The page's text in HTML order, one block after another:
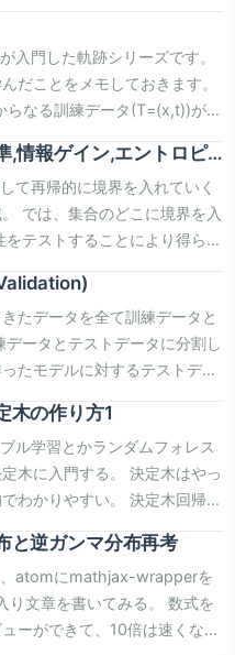
sqrt{frac{1}{n-
get-rse/377869\"
Sites/stats/img/
reason is based
estimator of the
in the regression. In a
with normal error terms
is, under the standard
distributed errors, the
has a chi-squared
degrees of freedom. \"] 決
は(Y)の単位で値が決まる。
とRSEは大きくなる。 RSEだ
だけ当てはまっているか言え
りの良さを(0)から(1)の範囲に
begin{eqnarray} TSS =
end{eqnarray} (R^2)
R^2 &=& frac{TSS-
|
| |
register web routes for
| routes are loaded by
within a group which |
| */
ントロー
存するだけなのでほとんど何
が増えてくるとそれなりに行数
の良さは、タイプヒンテ
ンスタンスを受けられるこ
インスタンスを探す手
use
use
f(hat{beta_0},hat{beta_1}) =
+ (y_2 -
+ cdots + (y_n -
end{eqnarray}
と(hat{beta_1})を求
、(hat{beta_1})それぞれ
て解く。 なんでそれぞれ個別
て良いかは、 RPML読もうと
解したので省略。 参考にした
の3次元の図
で良さそうな予感。
= 0 \\ frac{partial}
f(hat{beta_0},hat{beta_1}) =
下のようになるらしい。
ータポイントの標本平均。 な
&=&
bar{x}) (y_i-bar{y}) }
}\\ hat{beta_0} &=&
end{eqnarray} 母回帰直
は同じになるけれど
を取り直して異なるデータセッ
は微妙に
CodeDeploy を
プロイの仕組みを構築する為
Blue/Greenデプロイとは？現
別にもう1つ稼働環境を作成
等のルーティングを新環境に
す。常にリクエストを受けて
置き換えるよりも安全にデプ
トになります。\"]
現状と動機
ュリティパッチはマメに当て
して、 仕方なくBlue Green的
サーバ1
DB用EC2が1台(非RDS)。 ア
サーバのみ。 Webサーバ内
SNIで動いてる。 x.smallク
イトで、pluginでファイルと
プしている。 localで開
動作確認後、止めずに
実行前に\"メンテナンス
。 deploy、パッチ
ら戻すまで止まる! S3から戻
ういうことなのか、と腑に落
みる。 （式変形は細か
のと、おっさんのチラシの裏
） 2乗損失の期待値
タについて、 2乗損失の期待
ルの当てはまりの良さを調べ
以下のように式変形する。条
てなんだ...。
&=& (y(x)-t)^2 \\ &=&
left( y(x)-
- y(x)right) right)^2 \\
+ 2(y(x)-E(t|x))(E(t|x)-t) +
2乗損失の期待値
は(x)、(t)で積分するとゼロに
E[L(y(x),t)^2] &=& E[ (y(x)-
t) + (E(t|x)-t)^2 ]
待値は期待値の和なので、
= E[ (y(x)-
はなく訓練データですよ、と
みたいな書き方に改める。こ
学習で得られるモデル。 第2
入門した軌跡シリーズです。
だことをメモしておきます。
らなる訓練データ(T=(x,t))が大
に立てた(f(x,w))と正解(t)の距
損失関数と呼んだり。 あえ
としているのは、 一番わかり
だけでなく、他があるから。
くなってしまう。 ほとんどの
に、特殊なデータで残差が100
全体の損失は測れそうにない
(t-f(x,w))^2 end{eqnarray}
2乗を使うだけでは不十分
の大小にあまり影響されない
絶対値がある値を超えるまで
からは線形にするというのも
begin{eqnarray}
(t-f(x,w))^2 & t
損失関数が
を最小(極小)にすることが目的
,情報ゲイン,エントロピ
では、集合のどこに境界を入
テストすることにより得られ
んでいくにあたってこの先、
ので一度確認。 データが(n)
るとして、クラス(i)に属する
のとき、あるデータがクラス
待値は
P_i log_2
P_i log_2 P_i)。 情報
個のデータを
に分割するとする。 その時、
使って分割する。 2分木の左
。 (I(D_p))は分割
(I(D_{left}))、(I(D_{right}))は分
分割前には(I(D_p))ビット必
たデータを全て訓練データと
データとテストデータに分割し
たモデルに対するテストデー
という名前が付いている、
groups=None,
n_jobs=None,
error_score=’raise-
のインスタンスを渡
は目的変数。交差検証自体の
木の作り方1
木に入門する。 決定木はやっ
わかりやすい。 決定木回帰と
。 あと、Pythonは練習しな
帰を英語にしただけだ！) 木を
れが面白かったので今回と次
と逆ガンマ分布再考
atomにmathjax-wrapperを
り文章を書いてみる。 数式を
ーができて、10倍は速くなっ